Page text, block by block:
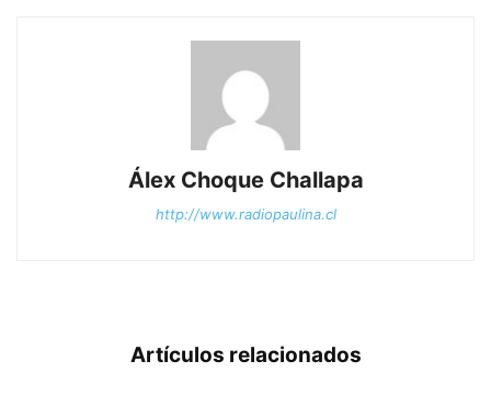
Álex Choque Challapa
http://www.radiopaulina.cl
Artículos relacionados